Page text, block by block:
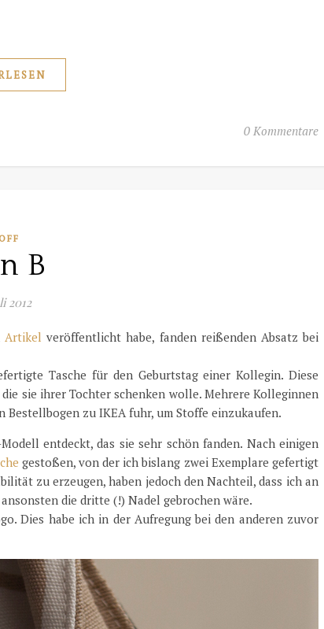
0 Kommentare
B
2012
Artikelveröffentlicht habe, fanden reißenden Absatz bei
Tasche für den Geburtstag einer Kollegin. Diese
sie ihrer Tochter schenken wolle. Mehrere Kolleginnen
Bestellbogen zu IKEA fuhr, um Stoffe einzukaufen.
entdeckt, das sie sehr schön fanden. Nach einigen
gestoßen, von der ich bislang zwei Exemplare gefertigt
zu erzeugen, haben jedoch den Nachteil, dass ich an
die dritte (!) Nadel gebrochen wäre.
Dies habe ich in der Aufregung bei den anderen zuvor